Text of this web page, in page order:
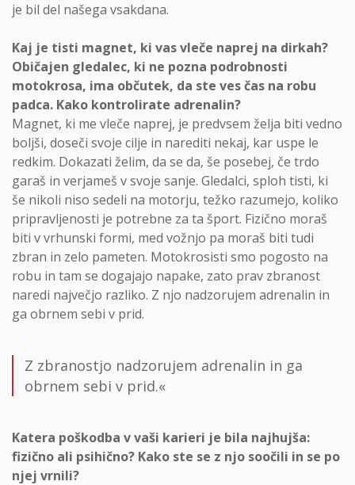
je bil del našega vsakdana.
Kaj je tisti magnet, ki vas vleče naprej na dirkah?
Običajen gledalec, ki ne pozna podrobnosti
motokrosa, ima občutek, da ste ves čas na robu
padca. Kako kontrolirate adrenalin?
Magnet, ki me vleče naprej, je predvsem želja biti vedno
boljši, doseči svoje cilje in narediti nekaj, kar uspe le
redkim. Dokazati želim, da se da, še posebej, če trdo
garaš in verjameš v svoje sanje. Gledalci, sploh tisti, ki
še nikoli niso sedeli na motorju, težko razumejo, koliko
pripravljenosti je potrebne za ta šport. Fizično moraš
biti v vrhunski formi, med vožnjo pa moraš biti tudi
zbran in zelo pameten. Motokrosisti smo pogosto na
robu in tam se dogajajo napake, zato prav zbranost
naredi največjo razliko. Z njo nadzorujem adrenalin in
ga obrnem sebi v prid.
Z zbranostjo nadzorujem adrenalin in ga
obrnem sebi v prid.«
Katera poškodba v vaši karieri je bila najhujša:
fizično ali psihično? Kako ste se z njo soočili in se po
njej vrnili?